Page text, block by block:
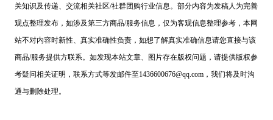
关知识及传递、交流相关社区/社群团购行业信息。部分内容为发稿人为完善
观点整理发布，如涉及第三方商品/服务信息，仅为客观信息整理参考，本网
站不对内容时新性、真实准确性负责，如想了解真实准确信息请您直接与该
商品/服务提供方联系。如发现本站文章、图片存在版权问题，请提供版权参
考疑问相关证明，联系方式等发邮件至1436600676@qq.com，我们将及时沟
通与删除处理。